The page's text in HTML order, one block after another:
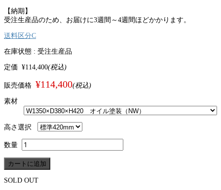
【納期】
受注生産品のため、お届けに3週間～4週間ほどかかります。
送料区分C
在庫状態 : 受注生産品
定価 ¥114,400(税込)
販売価格 ¥114,400(税込)
素材
高さ選択
数量
SOLD OUT